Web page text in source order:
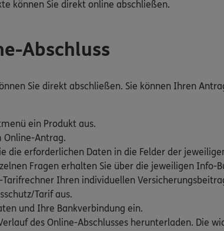
können Sie direkt online abschließen.
Abschluss
Sie direkt abschließen. Sie können Ihren
ein Produkt aus.
Online-Antrag.
die erforderlichen Daten in die Felder der
Fragen erhalten Sie über die jeweiligen Info-
Ihren individuellen
Tarif aus.
und Ihre Bankverbindung ein.
des Online-Abschlusses herunterladen. Die